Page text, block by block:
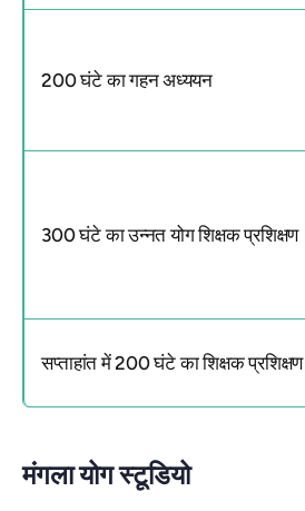
200 घंटे का गहन अध्ययन
300 घंटे का उन्नत योग शिक्षक प्रशिक्षण
सप्ताहांत में 200 घंटे का शिक्षक प्रशिक्षण
मंगला योग स्टूडियो